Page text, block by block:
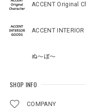
ACCENT Original
ACCENT INTERIOR
ぬ～ぼ～
SHOP INFO
COMPANY